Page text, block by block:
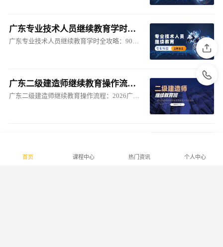
广东专业技术人员继续教育学时全攻略：90学时如何达标？广东人事人才培训网一站式解决
广东专业技术人员继续教育学时全攻略：90学时如何达标？广东人事人才培训网一站式解决
广东二级建造师继续教育操作流程：2026广东二级建造师继续教育报名及完整操作指南
广东二级建造师继续教育操作流程：2026广东二级建造师继续教育报名及完整操作指南
首页 课程中心 热门资讯 个人中心